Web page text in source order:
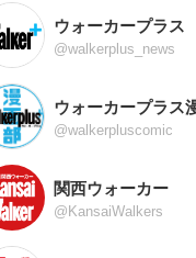
ウォーカープラス
@walkerplus_news
ウォーカープラス
@walkerpluscomic
関西ウォーカー
@KansaiWalkers